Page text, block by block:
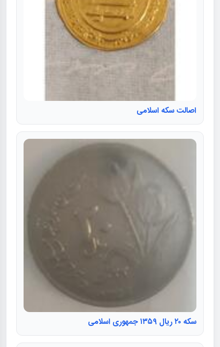
اصالت سکه اسلامی
سکه ۲۰ ریال ۱۳۵۹ جمهوری اسلامی